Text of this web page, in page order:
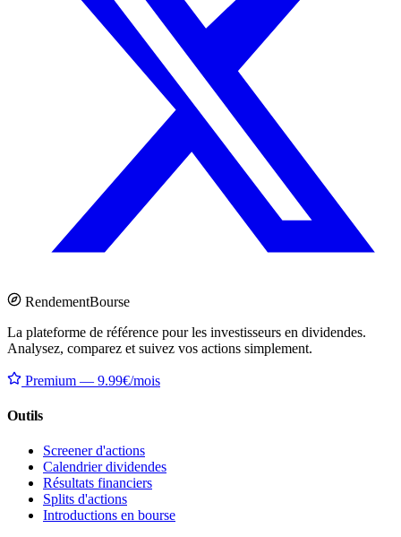
RendementBourse
La plateforme de référence pour les investisseurs en dividendes.
Analysez, comparez et suivez vos actions simplement.
Premium — 9.99€/mois
Outils
Screener d'actions
Calendrier dividendes
Résultats financiers
Splits d'actions
Introductions en bourse